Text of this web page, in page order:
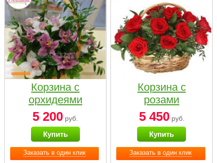
Заказать в один клик
Корзина с
орхидеями
малая
5 200 руб.
Купить
Заказать в один клик
Корзина с
розами
«Красный
Париж»
5 450руб.
Купить